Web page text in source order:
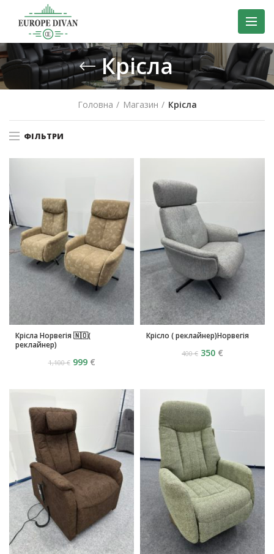
Крісла
Головна Магазин Крісла
ФІЛЬТРИ
Крісла Норвегія 🇳🇴(
реклайнер)
1,100€ 999 €
Крісло ( реклайнер)Норвегія
400€ 350 €